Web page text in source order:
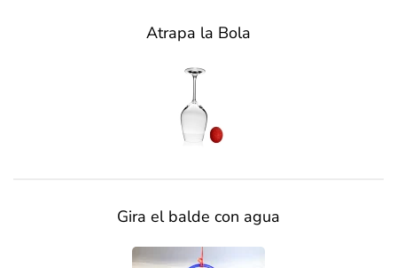
Atrapa la Bola
Gira el balde con agua